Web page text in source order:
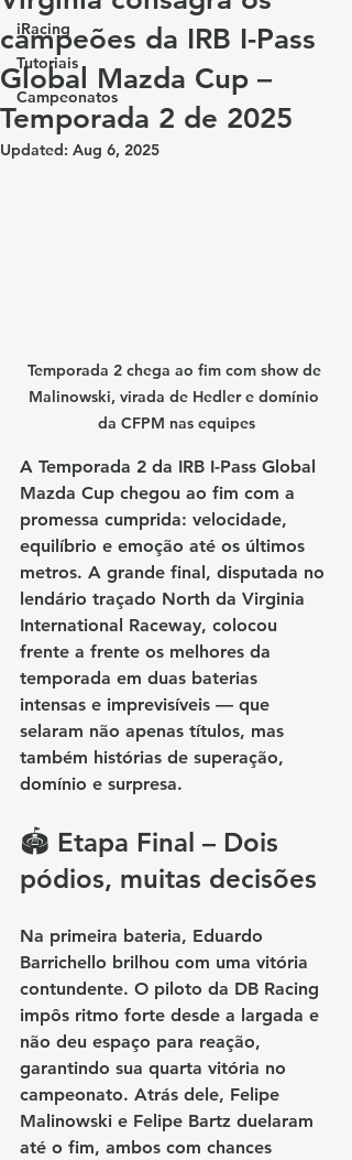
iRacing
Tutoriais
Campeonatos
campeões da IRB I-Pass
Global Mazda Cup –
Temporada 2 de 2025
Updated: Aug 6, 2025
Temporada 2 chega ao fim com show de
Malinowski, virada de Hedler e domínio
da CFPM nas equipes
A Temporada 2 da IRB I-Pass Global
Mazda Cup chegou ao fim com a
promessa cumprida: velocidade,
equilíbrio e emoção até os últimos
metros. A grande final, disputada no
lendário traçado North da Virginia
International Raceway, colocou
frente a frente os melhores da
temporada em duas baterias
intensas e imprevisíveis — que
selaram não apenas títulos, mas
também histórias de superação,
domínio e surpresa.
🏟️ Etapa Final – Dois
pódios, muitas decisões
Na primeira bateria, Eduardo
Barrichello brilhou com uma vitória
contundente. O piloto da DB Racing
impôs ritmo forte desde a largada e
não deu espaço para reação,
garantindo sua quarta vitória no
campeonato. Atrás dele, Felipe
Malinowski e Felipe Bartz duelaram
até o fim, ambos com chances